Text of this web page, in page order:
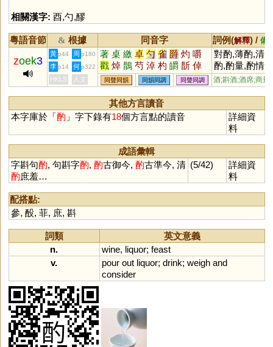
相關漢字: 酉,勺,醪
粵語音節 & 根據 同音字 詞例(解釋) / 備
zoek3
黃 p44 周 p180 著 桌 繳 卓 勺 雀 爵 灼 嚼
戳 焯 鵲 芍 淖 杓 皭 斮 倬
妁 斫 斲 爝 棹 彴 櫡 禚 汋
圴 斀 穱 謶
對酌,薄酌,清
酌,酌量,酌情,
酌減,自酌,斟酌
李 p14 何 p322
HKLS 人文 同聲同韻 同韻同調 同聲同調 酒;斟酒;酒席;商量
其他方言讀音
本字庫於「酌 」字下錄有18個方言點的讀音
詳細資
料
成語彙輯
字斟句酌, 句斟字酌, 酌古御今, 酌古準今, 清
酌庶羞…
(5/42)
詳細資
料
配搭點:
參, 酘, 菲, 庶, 斟
詞類
英文意義
n.
wine, liquor; feast
v.
pour out liquor; drink; weigh and
consider